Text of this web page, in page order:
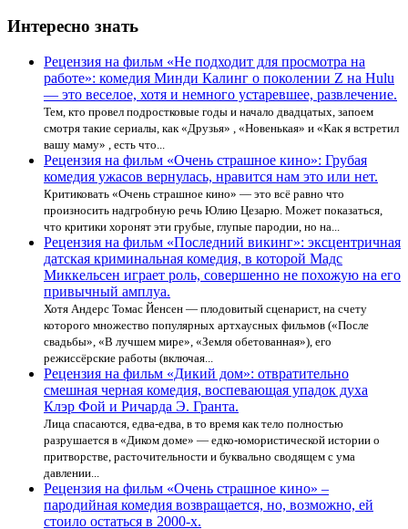
Интересно знать
Рецензия на фильм «Не подходит для просмотра на
работе»: комедия Минди Калинг о поколении Z на Hulu
— это веселое, хотя и немного устаревшее, развлечение.
Тем, кто провел подростковые годы и начало двадцатых, запоем
смотря такие сериалы, как «Друзья» , «Новенькая» и «Как я встретил
вашу маму» , есть что...
Рецензия на фильм «Очень страшное кино»: Грубая
комедия ужасов вернулась, нравится нам это или нет.
Критиковать «Очень страшное кино» — это всё равно что
произносить надгробную речь Юлию Цезарю. Может показаться,
что критики хоронят эти грубые, глупые пародии, но на...
Рецензия на фильм «Последний викинг»: эксцентричная
датская криминальная комедия, в которой Мадс
Миккельсен играет роль, совершенно не похожую на его
привычный амплуа.
Хотя Андерс Томас Йенсен — плодовитый сценарист, на счету
которого множество популярных артхаусных фильмов («После
свадьбы», «В лучшем мире», «Земля обетованная»), его
режиссёрские работы (включая...
Рецензия на фильм «Дикий дом»: отвратительно
смешная черная комедия, воспевающая упадок духа
Клэр Фой и Ричарда Э. Гранта.
Лица спасаются, едва-едва, в то время как тело полностью
разрушается в «Диком доме» — едко-юмористической истории о
притворстве, расточительности и буквально сводящем с ума
давлении...
Рецензия на фильм «Очень страшное кино» –
пародийная комедия возвращается, но, возможно, ей
стоило остаться в 2000-х.